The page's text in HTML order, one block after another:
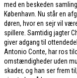
med en beskeden
København. Nu står en
døren, hvor en sejr vil
spillere. Samtidig jagter
giver adgang til
Antonio Conte, har ros
omstændigheder uden
skader, og han ser frem